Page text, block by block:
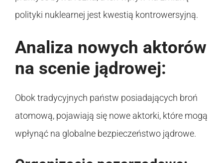
polityki nuklearnej jest kwestią kontrowersyjną.
Analiza nowych aktorów
na scenie jądrowej:
Obok tradycyjnych państw posiadających broń
atomową, pojawiają się nowe aktorki, które mogą
wpłynąć na globalne bezpieczeństwo jądrowe.